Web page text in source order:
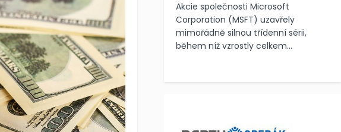
Akcie společnosti Microsoft
Corporation (MSFT) uzavřely
mimořádně silnou třídenní sérii,
během níž vzrostly celkem...